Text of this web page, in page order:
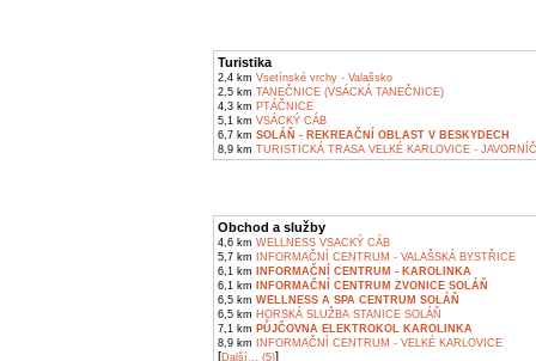
Turistika
2,4 km Vsetínské vrchy - Valašsko
2,5 km TANEČNICE (VSÁCKÁ TANEČNICE)
4,3 km PTÁČNICE
5,1 km VSÁCKÝ CÁB
6,7 km SOLÁŇ - REKREAČNÍ OBLAST V BESKYDECH
8,9 km TURISTICKÁ TRASA VELKÉ KARLOVICE -
Obchod a služby
4,6 km WELLNESS VSACKÝ CÁB
5,7 km INFORMAČNÍ CENTRUM - VALAŠSKÁ BYSTŘICE
6,1 km
INFORMAČNÍ CENTRUM - KAROLINKA
6,1 km
INFORMAČNÍ CENTRUM ZVONICE SOLÁŇ
6,5 km WELLNESS A SPA CENTRUM SOLÁŇ
6,5 km HORSKÁ SLUŽBA STANICE SOLÁŇ
7,1 km PŮJČOVNA ELEKTROKOL KAROLINKA
8,9 km INFORMAČNÍ CENTRUM - VELKÉ KARLOVICE
[Další... (5)]